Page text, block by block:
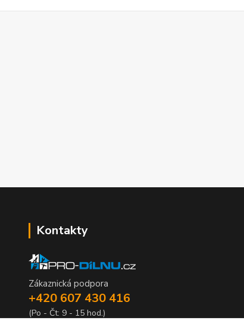
Kontakty
Zákaznická podpora
+420 607 430 416
(Po - Čt: 9 - 15 hod.)